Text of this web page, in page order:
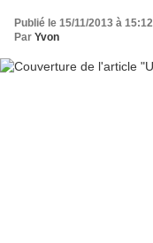
Publié le 15/11/2013 à 15:12
Par Yvon